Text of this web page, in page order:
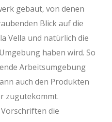
gebaut, von denen
Blick auf die
Vella und natürlich die
haben wird. So
Arbeitsumgebung
auch den Produkten
zugutekommt.
die